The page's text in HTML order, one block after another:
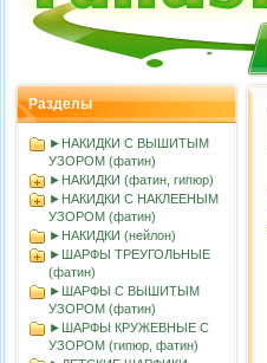
Разделы
►НАКИДКИ С ВЫШИТЫМ
УЗОРОМ (фатин)
►НАКИДКИ (фатин, гипюр)
►НАКИДКИ С НАКЛЕЕНЫМ
УЗОРОМ (фатин)
►НАКИДКИ (нейлон)
►ШАРФЫ ТРЕУГОЛЬНЫЕ
(фатин)
►ШАРФЫ С ВЫШИТЫМ
УЗОРОМ (фатин)
►ШАРФЫ КРУЖЕВНЫЕ С
УЗОРОМ (гипюр, фатин)